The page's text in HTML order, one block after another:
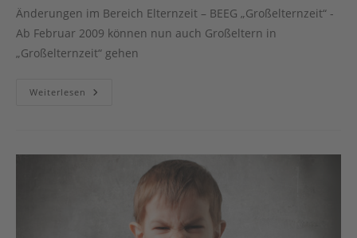
Änderungen im Bereich Elternzeit – BEEG „Großelternzeit“ -
Ab Februar 2009 können nun auch Großeltern in
„Großelternzeit“ gehen
Weiterlesen Großelternzeit